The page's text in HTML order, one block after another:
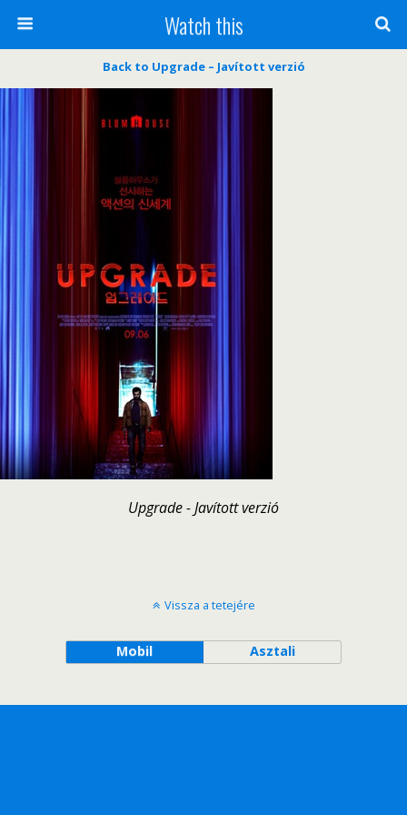
Watch this
Back to Upgrade – Javított verzió
Upgrade - Javított verzió
Vissza a tetejére
Mobil Asztali